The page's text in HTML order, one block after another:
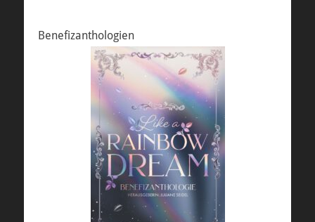
Benefizanthologien